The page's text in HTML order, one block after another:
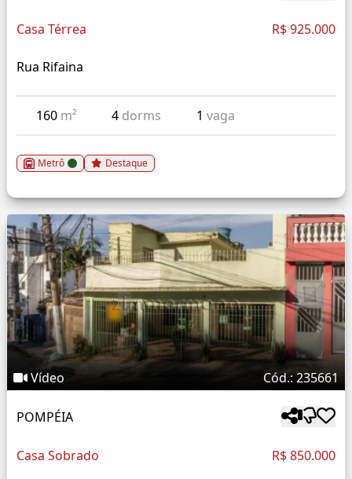
Casa Térrea R$ 925.000
Rua Rifaina
160 m² 4 dorms 1vaga
Metrô Destaque
Vídeo Cód.: 235661
POMPÉIA
Casa Sobrado R$ 850.000